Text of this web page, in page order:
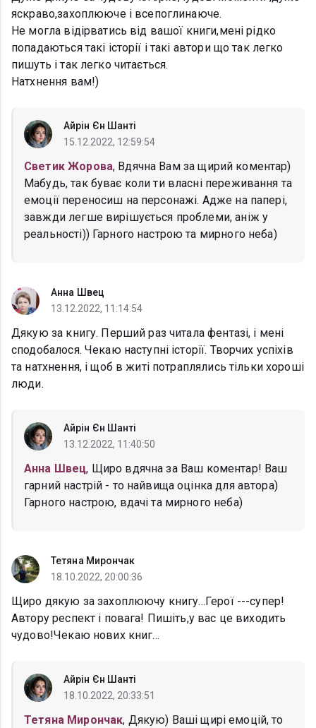
яскраво,захоплююче і всепоглинаюче.
Не могла відірватись від вашої книги,мені рідко
попадаються такі історії і такі автори що так легко
пишуть і так легко читається.
Натхнення вам!)
Айрін Єн Шанті
15.12.2022, 12:59:54
Светик Жорова, Вдячна Вам за щирий коментар)
Мабудь, так буває коли ти власні переживання та
емоції переносиш на персонажі. Адже на папері,
завжди легше вирішується проблеми, аніж у
реальності)) Гарного настрою та мирного неба)
Анна Швец
13.12.2022, 11:14:54
Дякую за книгу. Перший раз читала фентазі, і мені
сподобалося. Чекаю наступні історії. Творчих успіхів
та натхнення, і щоб в житі потраплялись тільки хороші
люди.
Айрін Єн Шанті
13.12.2022, 11:40:50
Анна Швец, Щиро вдячна за Ваш коментар! Ваш
гарний настрій - то найвища оцінка для автора)
Гарного настрою, вдачі та мирного неба)
Тетяна Мирончак
18.10.2022, 20:00:36
Щиро дякую за захоплюючу книгу...Герої ---супер!
Автору респект і повага! Пишіть,у вас це виходить
чудово!Чекаю нових книг...
Айрін Єн Шанті
18.10.2022, 20:33:51
Тетяна Мирончак, Дякую) Ваші щирі емоцій, то